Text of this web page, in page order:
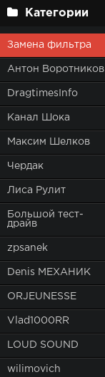
Категории
Замена фильтра
Антон Воротников
DragtimesInfo
Канал Шока
Максим Шелков
Чердак
Лиса Рулит
Большой тест-
драйв
zpsanek
Denis МЕХАНИК
ORJEUNESSE
Vlad1000RR
LOUD SOUND
wilimovich